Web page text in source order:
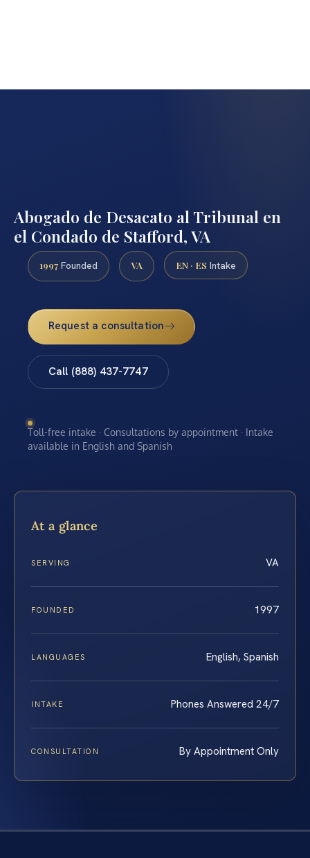
Abogado de Desacato al Tribunal en
el Condado de Stafford, VA
1997 Founded VA EN · ES Intake
Request a consultation
Call (888) 437-7747
Toll-free intake · Consultations by appointment · Intake
available in English and Spanish
At a glance
SERVING VA
FOUNDED 1997
LANGUAGES English, Spanish
INTAKE Phones Answered 24/7
CONSULTATION By Appointment Only